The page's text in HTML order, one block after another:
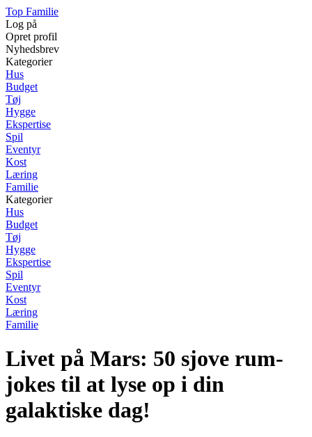
Top Familie
Log på
Opret profil
Nyhedsbrev
Kategorier
Hus
Budget
Tøj
Hygge
Ekspertise
Spil
Eventyr
Kost
Læring
Familie
Kategorier
Hus
Budget
Tøj
Hygge
Ekspertise
Spil
Eventyr
Kost
Læring
Familie
Livet på Mars: 50 sjove rum-
jokes til at lyse op i din
galaktiske dag!